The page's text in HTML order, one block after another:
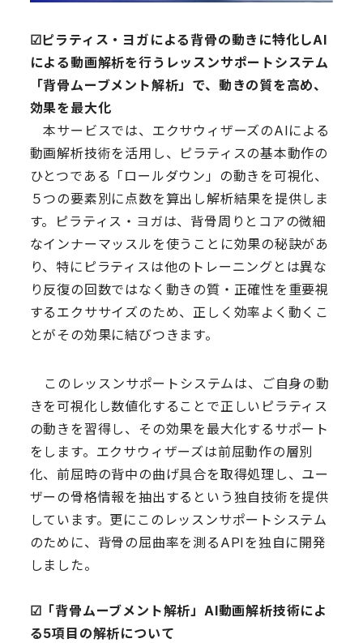
☑︎ピラティス・ヨガによる背骨の動きに特化しAI
による動画解析を行うレッスンサポートシステム
「背骨ムーブメント解析」で、動きの質を高め、
効果を最大化
本サービスでは、エクサウィザーズのAIによる
動画解析技術を活用し、ピラティスの基本動作の
ひとつである「ロールダウン」の動きを可視化、
５つの要素別に点数を算出し解析結果を提供しま
す。ピラティス・ヨガは、背骨周りとコアの微細
なインナーマッスルを使うことに効果の秘訣があ
り、特にピラティスは他のトレーニングとは異な
り反復の回数ではなく動きの質・正確性を重要視
するエクササイズのため、正しく効率よく動くこ
とがその効果に結びつきます。
このレッスンサポートシステムは、ご自身の動
きを可視化し数値化することで正しいピラティス
の動きを習得し、その効果を最大化するサポート
をします。エクサウィザーズは前屈動作の層別
化、前屈時の背中の曲げ具合を取得処理し、ユー
ザーの骨格情報を抽出するという独自技術を提供
しています。更にこのレッスンサポートシステム
のために、背骨の屈曲率を測るAPIを独自に開発
しました。
☑︎「背骨ムーブメント解析」AI動画解析技術によ
る5項目の解析について